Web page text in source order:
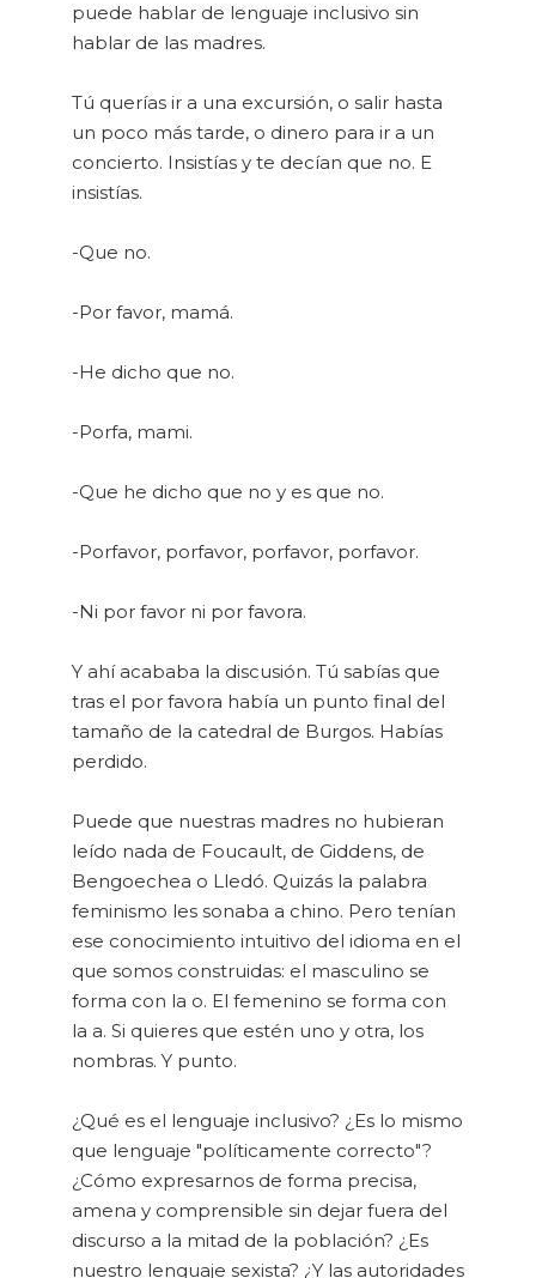
puede hablar de lenguaje inclusivo sin
hablar de las madres.
Tú querías ir a una excursión, o salir hasta
un poco más tarde, o dinero para ir a un
concierto. Insistías y te decían que no. E
insistías.
-Que no.
-Por favor, mamá.
-He dicho que no.
-Porfa, mami.
-Que he dicho que no y es que no.
-Porfavor, porfavor, porfavor, porfavor.
-Ni por favor ni por favora.
Y ahí acababa la discusión. Tú sabías que
tras el por favo­ra había un punto final del
tamaño de la catedral de Burgos. Habías
perdido.
Puede que nuestras madres no hubieran
leído nada de Foucault, de Giddens, de
Bengoechea o Lledó. Quizás la palabra
feminismo les sonaba a chino. Pero tenían
ese conocimiento intuitivo del idioma en el
que somos cons­truidas: el masculino se
forma con la o. El femenino se forma con
la a. Si quieres que estén uno y otra, los
nom­bras. Y punto.
¿Qué es el lenguaje inclusivo? ¿Es lo mismo
que lenguaje "políticamente correcto"?
¿Cómo expresarnos de forma precisa,
amena y comprensible sin dejar fuera del
discurso a la mitad de la población? ¿Es
nuestro lenguaje sexista? ¿Y las autoridades